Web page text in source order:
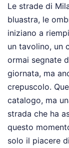
Le strade di
bluastra, le
iniziano a
un tavolino, un
ormai segnate
giornata, ma
crepuscolo.
catalogo, ma
strada che ha
questo
solo il piacere